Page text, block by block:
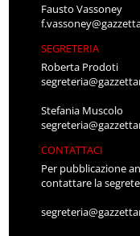
Fausto Vassoney
SEGRETERIA
Roberta Prodoti
Stefania Muscolo
CONTATTACI
Per pubblicazione
contattare la